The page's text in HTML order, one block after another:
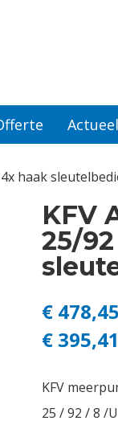
Actueel
haak
KFV
25/
€ 478,45
€ 395,41
KFV
25 / 92 / 8 /